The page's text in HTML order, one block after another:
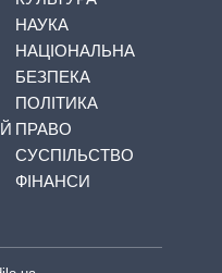
НАУКА
НАЦІОНАЛЬНА
БЕЗПЕКА
ПОЛІТИКА
ПРАВО
СУСПІЛЬСТВО
ФІНАНСИ